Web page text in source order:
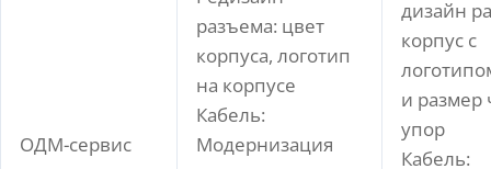
ОДМ-сервис
разъема: цвет
корпуса, логотип
на корпусе
Кабель:
Модернизация
дизайн
корпус с
и размер
упор
Кабель: